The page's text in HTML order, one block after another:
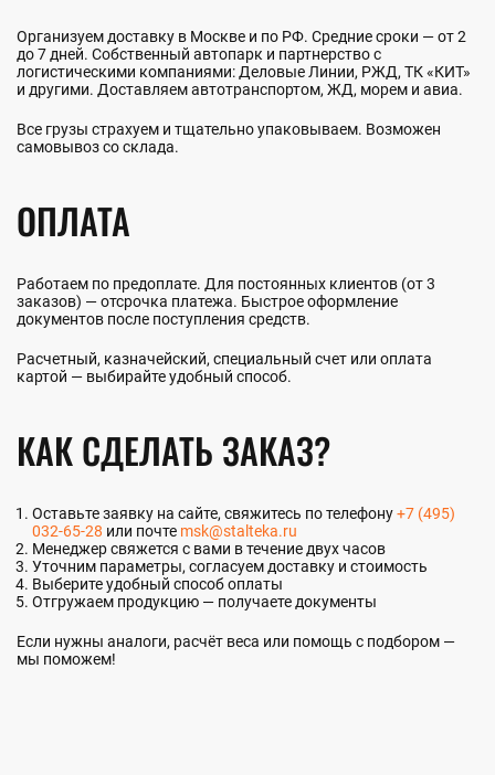
Организуем доставку в Москве и по РФ. Средние сроки — от 2
до 7 дней. Собственный автопарк и партнерство с
логистическими компаниями: Деловые Линии, РЖД, ТК «КИТ»
и другими. Доставляем автотранспортом, ЖД, морем и авиа.
Все грузы страхуем и тщательно упаковываем. Возможен
самовывоз со склада.
ОПЛАТА
Работаем по предоплате. Для постоянных клиентов (от 3
заказов) — отсрочка платежа. Быстрое оформление
документов после поступления средств.
Расчетный, казначейский, специальный счет или оплата
картой — выбирайте удобный способ.
КАК СДЕЛАТЬ ЗАКАЗ?
Оставьте заявку на сайте, свяжитесь по телефону+7 (495)
032-65-28 или почте msk@stalteka.ru
Менеджер свяжется с вами в течение двух часов
Уточним параметры, согласуем доставку и стоимость
Выберите удобный способ оплаты
Отгружаем продукцию — получаете документы
Если нужны аналоги, расчёт веса или помощь с подбором —
мы поможем!